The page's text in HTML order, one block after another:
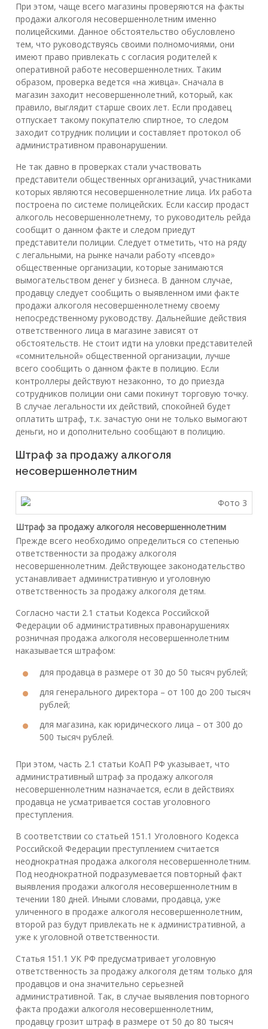
При этом, чаще всего магазины проверяются на факты
продажи алкоголя несовершеннолетним именно
полицейскими. Данное обстоятельство обусловлено
тем, что руководствуясь своими полномочиями, они
имеют право привлекать с согласия родителей к
оперативной работе несовершеннолетних. Таким
образом, проверка ведется «на живца». Сначала в
магазин заходит несовершеннолетний, который, как
правило, выглядит старше своих лет. Если продавец
отпускает такому покупателю спиртное, то следом
заходит сотрудник полиции и составляет протокол об
административном правонарушении.
Не так давно в проверках стали участвовать
представители общественных организаций, участниками
которых являются несовершеннолетние лица. Их работа
построена по системе полицейских. Если кассир продаст
алкоголь несовершеннолетнему, то руководитель рейда
сообщит о данном факте и следом приедут
представители полиции. Следует отметить, что на ряду
с легальными, на рынке начали работу «псевдо»
общественные организации, которые занимаются
вымогательством денег у бизнеса. В данном случае,
продавцу следует сообщить о выявленном ими факте
продажи алкоголя несовершеннолетнему своему
непосредственному руководству. Дальнейшие действия
ответственного лица в магазине зависят от
обстоятельств. Не стоит идти на уловки представителей
«сомнительной» общественной организации, лучше
всего сообщить о данном факте в полицию. Если
контроллеры действуют незаконно, то до приезда
сотрудников полиции они сами покинут торговую точку.
В случае легальности их действий, спокойней будет
оплатить штраф, т.к. зачастую они не только вымогают
деньги, но и дополнительно сообщают в полицию.
Штраф за продажу алкоголя
несовершеннолетним
Штраф за продажу алкоголя несовершеннолетним
Прежде всего необходимо определиться со степенью
ответственности за продажу алкоголя
несовершеннолетним. Действующее законодательство
устанавливает административную и уголовную
ответственность за продажу алкоголя детям.
Согласно части 2.1 статьи Кодекса Российской
Федерации об административных правонарушениях
розничная продажа алкоголя несовершеннолетним
наказывается штрафом:
для продавца в размере от 30 до 50 тысяч рублей;
для генерального директора – от 100 до 200 тысяч
рублей;
для магазина, как юридического лица – от 300 до
500 тысяч рублей.
При этом, часть 2.1 статьи КоАП РФ указывает, что
административный штраф за продажу алкоголя
несовершеннолетним назначается, если в действиях
продавца не усматривается состав уголовного
преступления.
В соответствии со статьей 151.1 Уголовного Кодекса
Российской Федерации преступлением считается
неоднократная продажа алкоголя несовершеннолетним.
Под неоднократной подразумевается повторный факт
выявления продажи алкоголя несовершеннолетним в
течении 180 дней. Иными словами, продавца, уже
уличенного в продаже алкоголя несовершеннолетним,
второй раз будут привлекать не к административной, а
уже к уголовной ответственности.
Статья 151.1 УК РФ предусматривает уголовную
ответственность за продажу алкоголя детям только для
продавцов и она значительно серьезней
административной. Так, в случае выявления повторного
факта продажи алкоголя несовершеннолетним,
продавцу грозит штраф в размере от 50 до 80 тысяч